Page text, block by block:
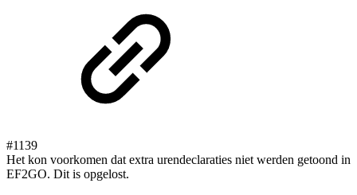
#1139
Het kon voorkomen dat extra urendeclaraties niet werden getoond in
EF2GO. Dit is opgelost.